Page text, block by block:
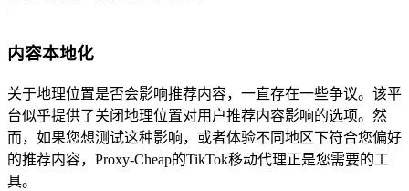
内容本地化
关于地理位置是否会影响推荐内容，一直存在一些争议。该平
台似乎提供了关闭地理位置对用户推荐内容影响的选项。然
而，如果您想测试这种影响，或者体验不同地区下符合您偏好
的推荐内容，Proxy-Cheap的TikTok移动代理正是您需要的工
具。